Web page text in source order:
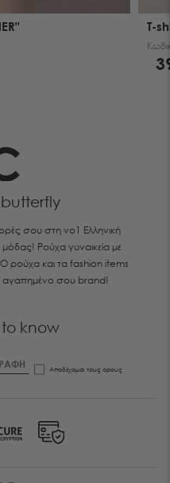
T-
σου στη νο1 Ελληνική
μόδας! Ρούχα γυναικεία με
ρούχα και τα fashion items
αγαπημένο σου brand!
to know
Αποδέχομαι τους όρους